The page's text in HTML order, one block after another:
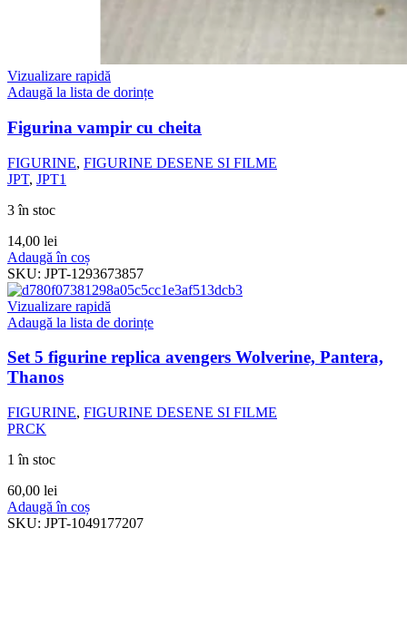
Vizualizare rapidă
Adaugă la lista de dorințe
Figurina vampir cu cheita
FIGURINE, FIGURINE DESENE SI FILME
JPT, JPT1
3 în stoc
14,00 lei
Adaugă în coș
SKU: JPT-1293673857
Vizualizare rapidă
Adaugă la lista de dorințe
Set 5 figurine replica avengers Wolverine, Pantera,
Thanos
FIGURINE, FIGURINE DESENE SI FILME
PRCK
1 în stoc
60,00 lei
Adaugă în coș
SKU: JPT-1049177207